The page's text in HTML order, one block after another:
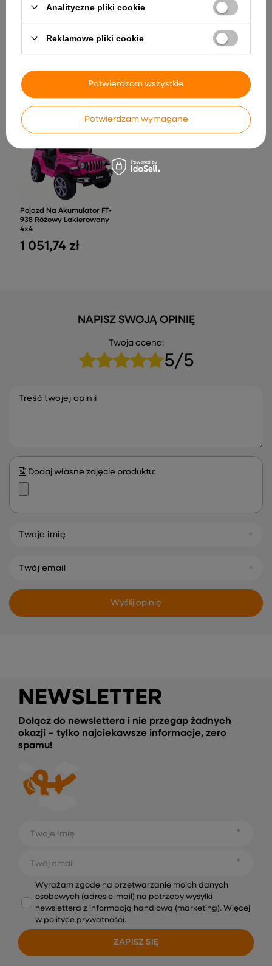
Mini Stół Air Hockey Stołowy
Dzieci Czarny
97,78 zł
Pojazd Na Akumulator FT-
938 Różowy Lakierowany
4x4
1 051,74 zł
NAPISZ SWOJĄ OPINIĘ
Twoja ocena:
5/5
Treść twojej opinii
Dodaj własne zdjęcie produktu:
Twoje imię
Twój email
Wyślij opinię
NEWSLETTER
Dołącz do newslettera i nie przegap żadnych
okazji – tylko najciekawsze informacje, zero
spamu!
Twoje Imię
Twój email
Wyrażam zgodę na przetwarzanie moich danych
osobowych (adres e-mail) na potrzeby wysyłki
newslettera z informacją handlową (marketing). Więcej
w polityce prywatności.
ZAPISZ SIĘ
Analityczne pliki cookie
Reklamowe pliki cookie
Potwierdzam wymagane
Potwierdzam wszystkie